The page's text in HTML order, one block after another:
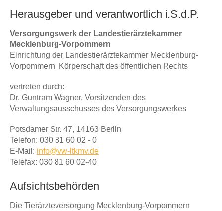
Herausgeber und verantwortlich i.S.d.P.
Versorgungswerk der Landestierärztekammer
Mecklenburg-Vorpommern
Einrichtung der Landestierärztekammer Mecklenburg-
Vorpommern, Körperschaft des öffentlichen Rechts
vertreten durch:
Dr. Guntram Wagner, Vorsitzenden des
Verwaltungsausschusses des Versorgungswerkes
Potsdamer Str. 47, 14163 Berlin
Telefon: 030 81 60 02 - 0
E-Mail: info@vw-ltkmv.de
Telefax: 030 81 60 02-40
Aufsichtsbehörden
Die Tierärzteversorgung Mecklenburg-Vorpommern